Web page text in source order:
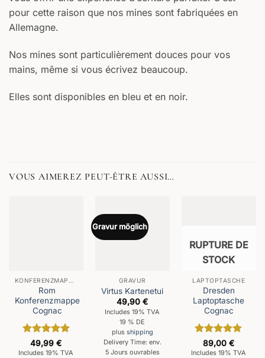
pour cette raison que nos mines sont fabriquées en
Allemagne.
Nos mines sont particulièrement douces pour vos
mains, même si vous écrivez beaucoup.
Elles sont disponibles en bleu et en noir.
VOUS AIMEREZ PEUT-ÊTRE AUSSI…
KONFERENZMAPPEN
Rom
Konferenzmappe
Cognac
Note5sur
5
49,99€
Includes 19% TVA
Gravur möglich
GRAVUR
Virtus Kartenetui
49,90€
Includes 19% TVA
19 % DE
plus shipping
Delivery Time: env.
5 Jours ouvrables
RUPTURE DE
STOCK
LAPTOPTASCHE
Dresden
Laptoptasche
Cognac
Note5sur
5
89,00€
Includes 19% TVA